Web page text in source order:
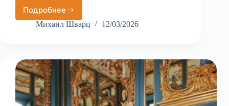
ПодробнееВупперталь
Михаил Шварц 12/03/2026